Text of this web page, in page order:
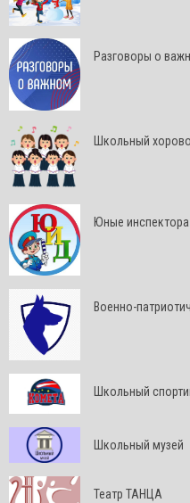
Разговоры о
Школьный
Юные
Военно-
Школьный
Школьный музей
Театр ТАНЦА